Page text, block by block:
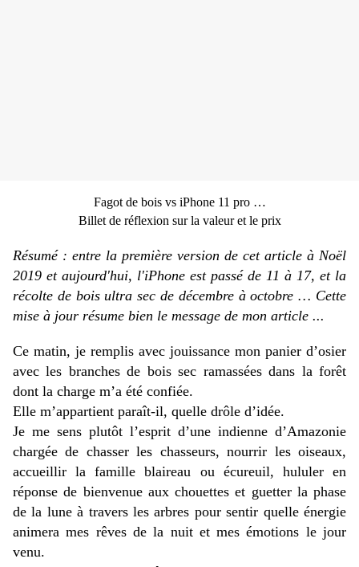
Fagot de bois vs iPhone 11 pro …
Billet de réflexion sur la valeur et le prix
Résumé : entre la première version de cet article à Noël
2019 et aujourd'hui, l'iPhone est passé de 11 à 17, et la
récolte de bois ultra sec de décembre à octobre … Cette
mise à jour résume bien le message de mon article ...
Ce matin, je remplis avec jouissance mon panier d’osier
avec les branches de bois sec ramassées dans la forêt
dont la charge m’a été confiée.
Elle m’appartient paraît-il, quelle drôle d’idée.
Je me sens plutôt l’esprit d’une indienne d’Amazonie
chargée de chasser les chasseurs, nourrir les oiseaux,
accueillir la famille blaireau ou écureuil, hululer en
réponse de bienvenue aux chouettes et guetter la phase
de la lune à travers les arbres pour sentir quelle énergie
animera mes rêves de la nuit et mes émotions le jour
venu.